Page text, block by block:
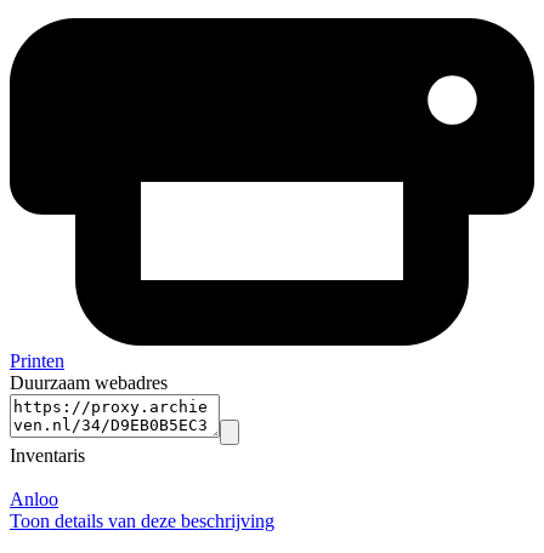
Printen
Duurzaam webadres
Inventaris
Anloo
Toon details van deze beschrijving